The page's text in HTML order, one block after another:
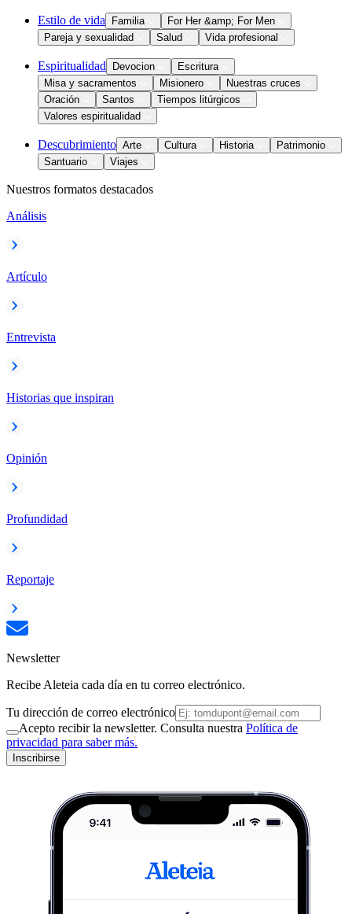
Estilo de vida Familia
For Her &amp; For Men
Pareja y sexualidad
Salud Vida profesional
Espiritualidad Devocion
Escritura
Misa y sacramentos
Misionero
Nuestras cruces
Oración
Santos
Tiempos litúrgicos
Valores espiritualidad
Descubrimiento Arte Cultura Historia
Patrimonio
Santuario
Viajes
Nuestros formatos destacados
Análisis
Artículo
Entrevista
Historias que inspiran
Opinión
Profundidad
Reportaje
Newsletter
Recibe Aleteia cada día en tu correo electrónico.
Tu dirección de correo electrónico
Acepto recibir la newsletter. Consulta nuestra Política de
privacidad para saber más.
Inscribirse